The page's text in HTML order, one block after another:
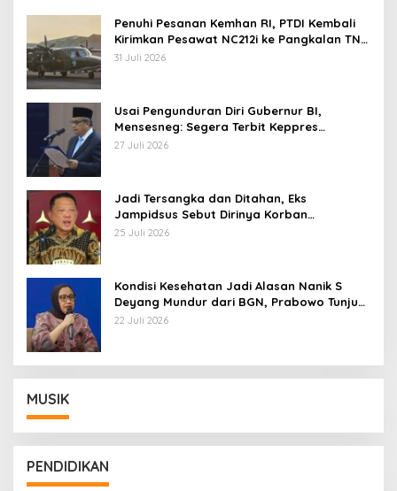
Penuhi Pesanan Kemhan RI, PTDI Kembali
Kirimkan Pesawat NC212i ke Pangkalan TNI
AU
31 Juli 2026
Usai Pengunduran Diri Gubernur BI,
Mensesneg: Segera Terbit Keppres
Pemberhentian dengan Hormat
27 Juli 2026
Jadi Tersangka dan Ditahan, Eks
Jampidsus Sebut Dirinya Korban
Kriminalisasi
25 Juli 2026
Kondisi Kesehatan Jadi Alasan Nanik S
Deyang Mundur dari BGN, Prabowo Tunjuk
Wamentan Sudaryono
22 Juli 2026
MUSIK
PENDIDIKAN